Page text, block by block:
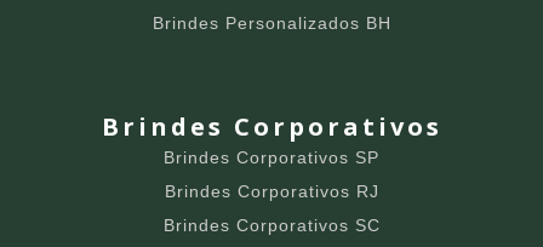
Brindes Personalizados BH
Brindes Corporativos
Brindes Corporativos SP
Brindes Corporativos RJ
Brindes Corporativos SC